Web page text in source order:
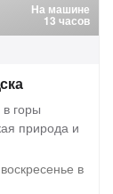
На машине
13 часов
горы
природа и
в